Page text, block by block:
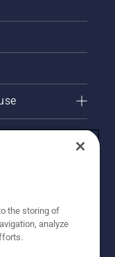
the storing of
analyze